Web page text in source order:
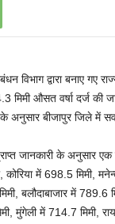
विभाग द्वारा बनाए गए
औसत वर्षा दर्ज की
के अनुसार बीजापुर जिले में
जानकारी के
में 698.5 मिमी,
बलौदाबाजार में 789.6
मुंगेली में 714.7 मिमी,